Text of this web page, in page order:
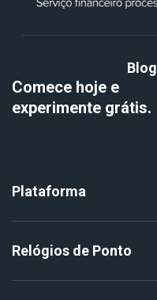
Blog
Comece hoje e
experimente grátis.
Plataforma
Relógios de Ponto